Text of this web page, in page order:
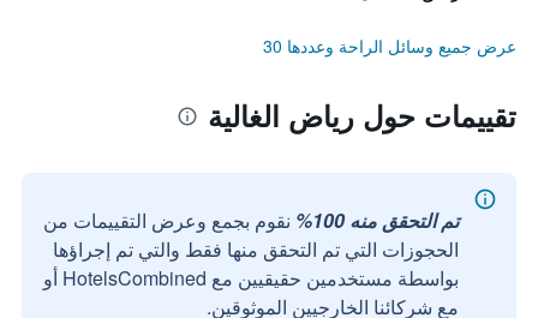
عرض جميع وسائل الراحة وعددها 30
تقييمات حول رياض الغالية
تم التحقق منه 100%
نقوم بجمع وعرض التقييمات من
الحجوزات التي تم التحقق منها فقط والتي تم إجراؤها
بواسطة مستخدمين حقيقيين مع HotelsCombined أو
مع شركائنا الخارجيين الموثوقين.